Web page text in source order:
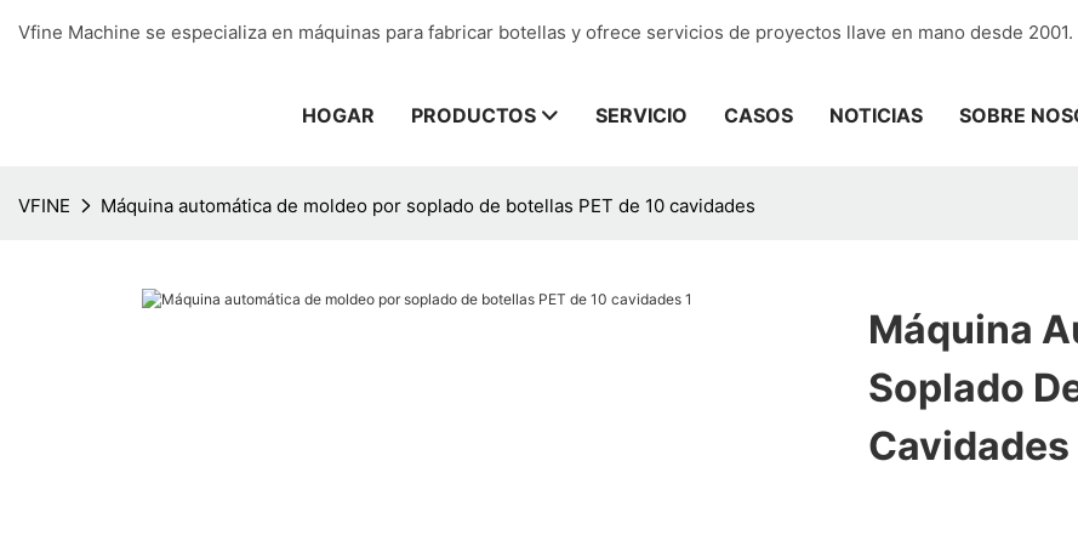
Vfine Machine se especializa en máquinas para fabricar botellas y ofrece servicios de proyectos llave en mano desde 2001.
HOGAR PRODUCTOS SERVICIO CASOS NOTICIAS SOBRE
VFINE Máquina automática de moldeo por soplado de botellas PET de 10 cavidades
Máquina
Soplado
Cavidades